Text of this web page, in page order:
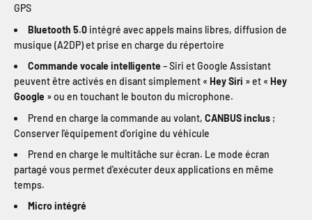
GPS
Bluetooth 5.0 intégré avec appels mains libres, diffusion de
musique (A2DP) et prise en charge du répertoire
Commande vocale intelligente – Siri et Google Assistant
peuvent être activés en disant simplement « Hey Siri » et « Hey
Google » ou en touchant le bouton du microphone.
Prend en charge la commande au volant, CANBUS inclus ;
Conserver l'équipement d'origine du véhicule
Prend en charge le multitâche sur écran. Le mode écran
partagé vous permet d'exécuter deux applications en même
temps.
Micro intégré